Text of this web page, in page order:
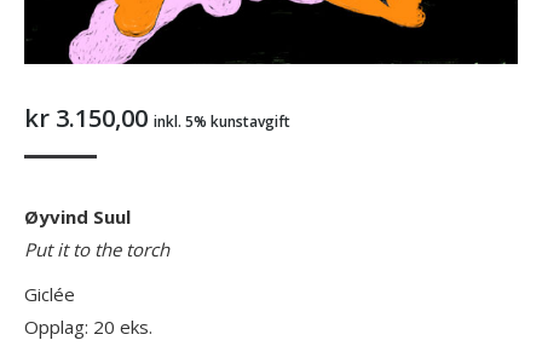
kr 3.150,00 inkl. 5% kunstavgift
Øyvind Suul
Put it to the torch
Giclée
Opplag: 20 eks.